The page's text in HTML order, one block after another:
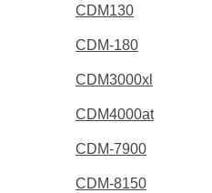
CDM130
CDM-180
CDM3000xl
CDM4000at
CDM-7900
CDM-8150